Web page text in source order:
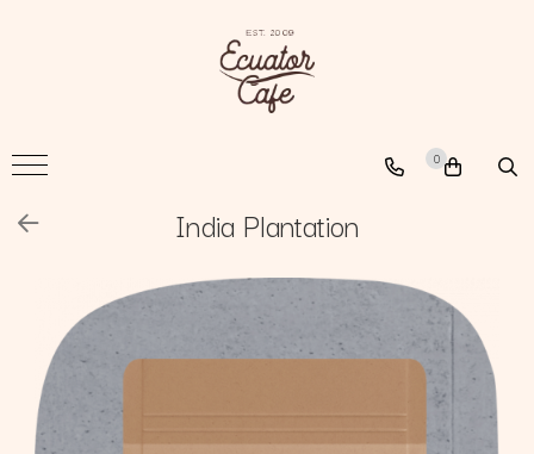
The Nomad
0
India Plantation